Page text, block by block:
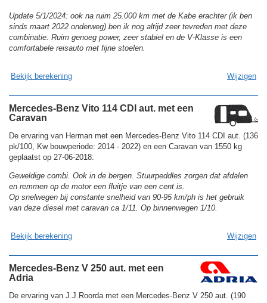
Update 5/1/2024: ook na ruim 25.000 km met de Kabe erachter (ik ben
sinds maart 2022 onderweg) ben ik nog altijd zeer tevreden met deze
combinatie. Ruim genoeg power, zeer stabiel en de V-Klasse is een
comfortabele reisauto met fijne stoelen.
Bekijk berekening Wijzigen
Mercedes-Benz Vito 114 CDI aut. met een
Caravan
De ervaring van Herman met een Mercedes-Benz Vito 114 CDI aut. (136
pk/100, Kw bouwperiode: 2014 - 2022) en een Caravan van 1550 kg
geplaatst op 27-06-2018:
Geweldige combi. Ook in de bergen. Stuurpeddles zorgen dat afdalen
en remmen op de motor een fluitje van een cent is.
Op snelwegen bij constante snelheid van 90-95 km/ph is het gebruik
van deze diesel met caravan ca 1/11. Op binnenwegen 1/10.
Bekijk berekening Wijzigen
Mercedes-Benz V 250 aut. met een
Adria
De ervaring van J.J.Roorda met een Mercedes-Benz V 250 aut. (190